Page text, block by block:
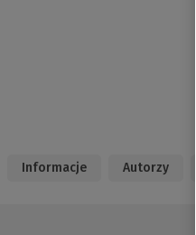
Informacje Autorzy